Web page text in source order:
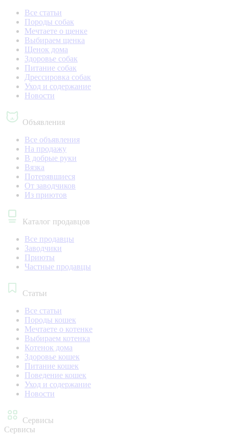
Все статьи
Породы собак
Мечтаете о щенке
Выбираем щенка
Щенок дома
Здоровье собак
Питание собак
Дрессировка собак
Уход и содержание
Новости
Объявления
Все объявления
На продажу
В добрые руки
Вязка
Потерявшиеся
От заводчиков
Из приютов
Каталог продавцов
Все продавцы
Заводчики
Приюты
Частные продавцы
Статьи
Все статьи
Породы кошек
Мечтаете о котенке
Выбираем котенка
Котенок дома
Здоровье кошек
Питание кошек
Поведение кошек
Уход и содержание
Новости
Сервисы
Сервисы